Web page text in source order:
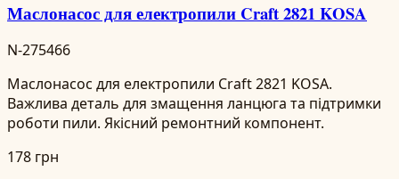
Маслонасос для електропили Craft 2821 KOSA
N-275466
Маслонасос для електропили Craft 2821 KOSA.
Важлива деталь для змащення ланцюга та підтримки
роботи пили. Якісний ремонтний компонент.
178 грн